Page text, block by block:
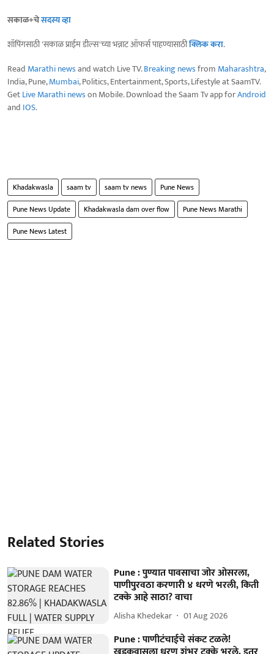
सकाळ+चेसदस्य व्हा
शॉपिंगसाठी 'सकाळ प्राईम डील्स'च्या भन्नाट ऑफर्स पाहण्यासाठीक्लिक करा.
Read Marathi newsand watch Live TV.Breaking newsfrom Maharashtra,
India, Pune,Mumbai, Politics, Entertainment, Sports, Lifestyle at SaamTV.
GetLive Marathi newson Mobile. Download the Saam Tv app forAndroid
and IOS.
Khadakwasla saam tv saam tv news
Pune News
Pune News Update
Khadakwasla dam over flow
Pune News Marathi
Pune News Latest
Related Stories
Pune : पुण्यात पावसाचा जोर ओसरला,
पाणीपुरवठा करणारी ४ धरणे भरली, किती
टक्के आहे साठा? वाचा
Alisha Khedekar 01 Aug 2026
Pune : पाणीटंचाईचे संकट टळले!